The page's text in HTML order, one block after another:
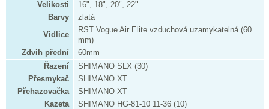
Velikosti
16", 18", 20", 22"
Barvy
zlatá
Vidlice
RST Vogue Air Elite vzduchová uzamykatelná (60
mm)
Zdvih přední
60mm
Řazení
SHIMANO SLX (30)
Přesmykač
SHIMANO XT
Přehazovačka
SHIMANO XT
Kazeta
SHIMANO HG-81-10 11-36 (10)